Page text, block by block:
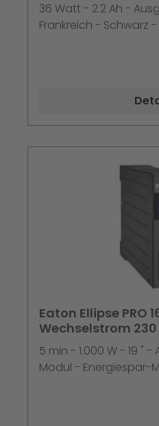
36 Watt - 2.2 Ah -
Frankreich - Schwarz
Eaton Ellipse PRO
Wechselstrom 230
5 min - 1.000 W - 19 " -
Modul - Energiespar-